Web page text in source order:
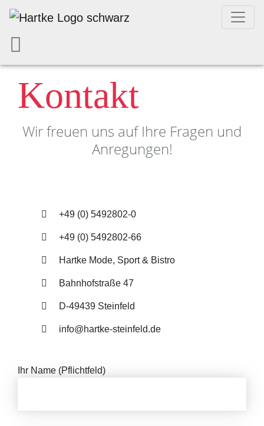
Kontakt
Wir freuen uns auf Ihre Fragen und
Anregungen!
+49 (0) 5492802-0
+49 (0) 5492802-66
Hartke Mode, Sport & Bistro
Bahnhofstraße 47
D-49439 Steinfeld
info@hartke-steinfeld.de
Ihr Name (Pflichtfeld)